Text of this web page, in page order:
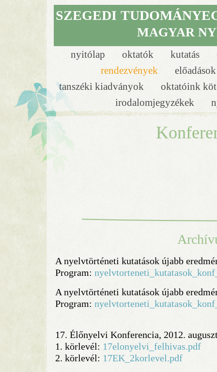
nyitólap oktatók kutatás
rendezvények
tanszéki kiadványok
oktatóink
irodalomjegyzékek
SZEGEDI
MAGYAR
A nyelvtörténeti kutatások újabb
Program:
A nyelvtörténeti kutatások újabb
Program:
17. Élőnyelvi Konferencia, 2012.
1. körlevél: 17elonyelvi_felhivas.pdf
2. körlevél: 17EK_2korlevel.pdf